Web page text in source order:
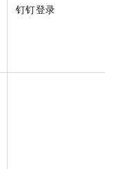
钉钉登录